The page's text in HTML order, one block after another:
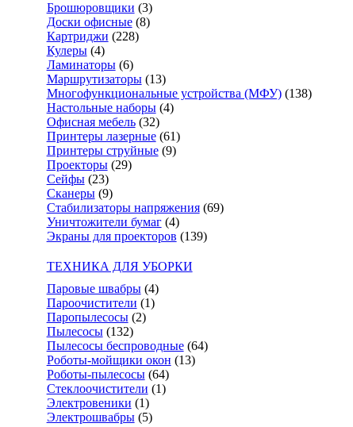
Брошюровщики (3)
Доски офисные (8)
Картриджи (228)
Кулеры (4)
Ламинаторы (6)
Маршрутизаторы (13)
Многофункциональные устройства (МФУ) (138)
Настольные наборы (4)
Офисная мебель (32)
Принтеры лазерные (61)
Принтеры струйные (9)
Проекторы (29)
Сейфы (23)
Сканеры (9)
Стабилизаторы напряжения (69)
Уничтожители бумаг (4)
Экраны для проекторов (139)
ТЕХНИКА ДЛЯ УБОРКИ
Паровые швабры (4)
Пароочистители (1)
Паропылесосы (2)
Пылесосы (132)
Пылесосы беспроводные (64)
Роботы-мойщики окон (13)
Роботы-пылесосы (64)
Стеклоочистители (1)
Электровеники (1)
Электрошвабры (5)